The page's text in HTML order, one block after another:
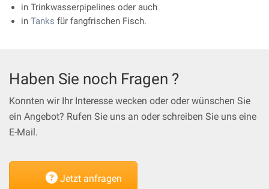
in Trinkwasserpipelines oder auch
in Tanks für fangfrischen Fisch.
Haben Sie noch Fragen ?
Konnten wir Ihr Interesse wecken oder oder wünschen Sie
ein Angebot? Rufen Sie uns an oder schreiben Sie uns eine
E-Mail.
Jetzt anfragen